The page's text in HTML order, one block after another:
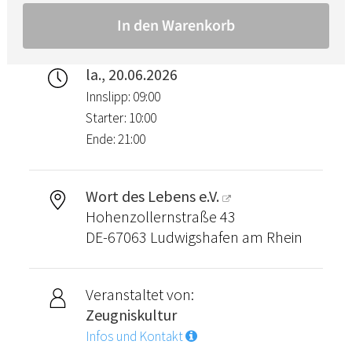
la., 20.06.2026
Innslipp: 09:00
Starter: 10:00
Ende: 21:00
Wort des Lebens e.V.
Hohenzollernstraße 43
DE-67063 Ludwigshafen am Rhein
Veranstaltet von:
Zeugniskultur
Infos und Kontakt